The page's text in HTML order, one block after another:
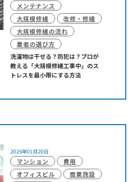
メンテナンス
大規模修繕
改修・修繕
大規模修繕の流れ
業者の選び方
洗濯物は干せる？防犯は？プロが
教える「大規模修繕工事中」のス
トレスを最小限にする方法
2026年01月20日
マンション
費用
オフィスビル
商業施設